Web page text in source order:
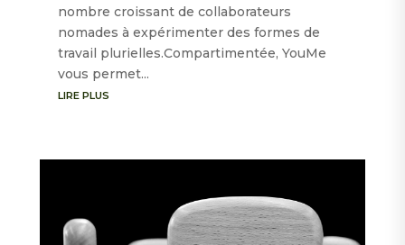
nombre croissant de collaborateurs
nomades à expérimenter des formes de
travail plurielles.Compartimentée, YouMe
vous permet...
LIRE PLUS